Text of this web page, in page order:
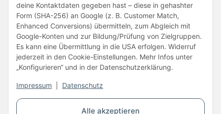
Alle akzeptieren
deine Kontaktdaten gegeben hast – diese in gehashter
Form (SHA-256) an Google (z. B. Customer Match,
Enhanced Conversions) übermitteln, zum Abgleich mit
Google-Konten und zur Bildung/Prüfung von Zielgruppen.
Es kann eine Übermittlung in die USA erfolgen. Widerruf
jederzeit in den Cookie-Einstellungen. Mehr Infos unter
„Konfigurieren“ und in der Datenschutzerklärung.
Impressum Datenschutz
Unsere Partner
Vertrag widerrufen